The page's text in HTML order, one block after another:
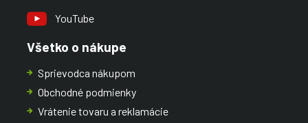
YouTube
Všetko o nákupe
Sprievodca nákupom
Obchodné podmienky
Vrátenie tovaru a reklamácie